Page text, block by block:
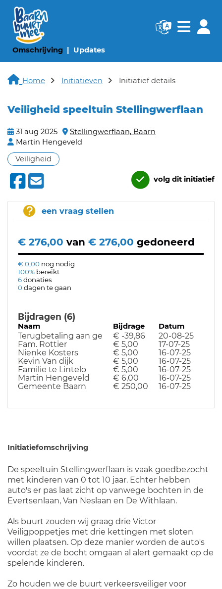
Omschrijving(huidige pagina)
Updates(huidige pagina)
Navigatie
Home Initiatieven Initiatief details
Veiligheid speeltuin Stellingwerflaan
31 aug 2025
Stellingwerflaan, Baarn
Martin Hengeveld
Veiligheid
volg dit initiatief
een vraag stellen
€ 276,00 van € 276,00 gedoneerd
€ 0,00 nog nodig
100% bereikt
6donaties
0dagen te gaan
Bijdragen (6)
Naam Bijdrage Datum
Terugbetaling aan ge € -39,86
20-08-25
Fam. Rottier
€ 5,00
17-07-25
Nienke Kosters
€ 5,00
16-07-25
Kevin Van dijk
€ 5,00
16-07-25
Familie te Lintelo
€ 5,00
16-07-25
Martin Hengeveld
€ 6,00
16-07-25
Gemeente Baarn
€ 250,00 16-07-25
Initiatiefomschrijving
De speeltuin Stellingwerflaan is vaak goedbezocht
met kinderen van 0 tot 10 jaar. Echter hebben
auto's er pas laat zicht op vanwege bochten in de
Evertsenlaan, Van Neslaan en De Withlaan.
Als buurt zouden wij graag drie Victor
Veiligpoppetjes met drie kettingen met sloten
willen plaatsen. Op deze manier worden de auto's
voordat ze de bocht omgaan al alert gemaakt op de
spelende kinderen.
Zo houden we de buurt verkeersveiliger voor